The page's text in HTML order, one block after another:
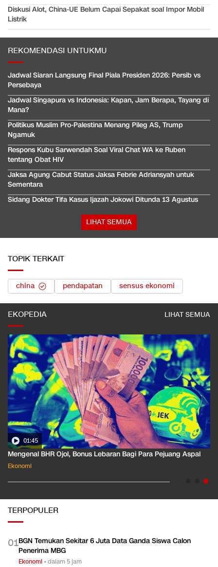
Diskusi Alot, China-UE Belum Capai Sepakat soal Impor Mobil
Listrik
REKOMENDASI UNTUKMU
Jadwal Siaran Langsung Final Piala Presiden 2026: Persib vs
Persebaya
Jadwal Singapura vs Indonesia: Kapan, Jam Berapa, Tayang di
Mana?
Politikus Muslim Pro-Palestina Menang Pileg AS, Trump
Ngamuk
Respons Kubu Sarwendah Soal Viral Chat WA ke Ruben
tentang Obat HIV
Jaksa Agung Cabut Status Jaksa Febrie Adriansyah untuk
Sementara
Sidang Dokter Tifa Kasus Ijazah Jokowi Ditunda 13 Agustus
LIHAT SEMUA
TOPIK TERKAIT
china pendapatan sensus ekonomi
EKOPEDIA LIHAT SEMUA
01:35
Pahami Dampak Kenaikan Suku Bunga Acuan ke Cicilan KPR
Ekonomi
TERPOPULER
01BGN Temukan Sekitar 6 Juta Data Ganda Siswa Calon
Penerima MBG
Ekonomi •dalam 5 jam